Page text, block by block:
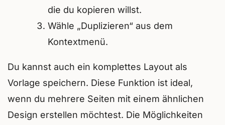
die du kopieren willst.
Wähle „Duplizieren“ aus dem
Kontextmenü.
Du kannst auch ein komplettes Layout als
Vorlage speichern. Diese Funktion ist ideal,
wenn du mehrere Seiten mit einem ähnlichen
Design erstellen möchtest. Die Möglichkeiten